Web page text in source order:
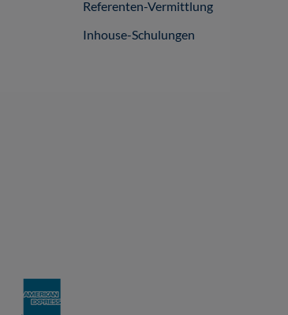
Referenten-Vermittlung
Inhouse-Schulungen